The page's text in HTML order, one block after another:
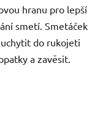
hranu pro lepší
smetí. Smetáček
do rukojeti
a zavěsit.